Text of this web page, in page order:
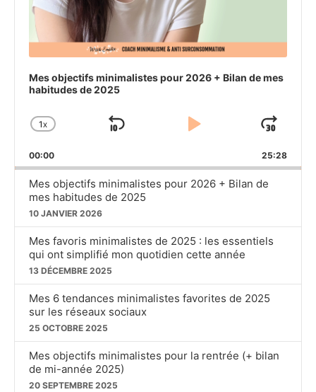
Mes objectifs minimalistes pour 2026 + Bilan de mes
habitudes de 2025
CHANGE
RATE
1X
SKIP
PLAY
PAUSE
00:00 25:28
Mes objectifs minimalistes pour 2026 + Bilan de
mes habitudes de 2025
10 JANVIER 2026
Mes favoris minimalistes de 2025 : les essentiels
qui ont simplifié mon quotidien cette année
13 DÉCEMBRE 2025
Mes 6 tendances minimalistes favorites de 2025
sur les réseaux sociaux
25 OCTOBRE 2025
Mes objectifs minimalistes pour la rentrée (+ bilan
de mi-année 2025)
20 SEPTEMBRE 2025